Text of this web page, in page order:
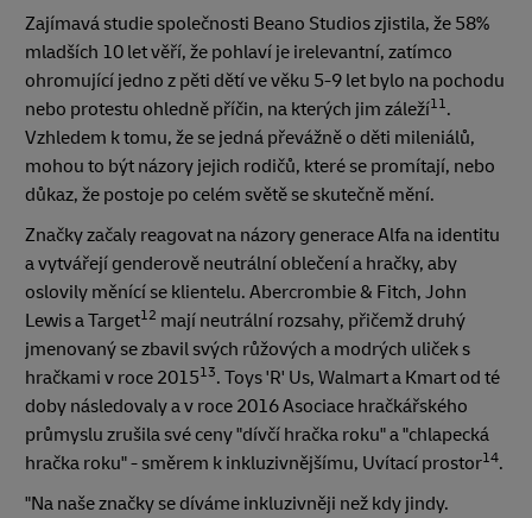
Zajímavá studie společnosti Beano Studios zjistila, že 58%
mladších 10 let věří, že pohlaví je irelevantní, zatímco
ohromující jedno z pěti dětí ve věku 5-9 let bylo na pochodu
nebo protestu ohledně příčin, na kterých jim záleží11.
Vzhledem k tomu, že se jedná převážně o děti mileniálů,
mohou to být názory jejich rodičů, které se promítají, nebo
důkaz, že postoje po celém světě se skutečně mění.
Značky začaly reagovat na názory generace Alfa na identitu
a vytvářejí genderově neutrální oblečení a hračky, aby
oslovily měnící se klientelu. Abercrombie & Fitch, John
Lewis a Target12 mají neutrální rozsahy, přičemž druhý
jmenovaný se zbavil svých růžových a modrých uliček s
hračkami v roce 201513. Toys 'R' Us, Walmart a Kmart od té
doby následovaly a v roce 2016 Asociace hračkářského
průmyslu zrušila své ceny "dívčí hračka roku" a "chlapecká
hračka roku" - směrem k inkluzivnějšímu, Uvítací prostor14.
"Na naše značky se díváme inkluzivněji než kdy jindy.